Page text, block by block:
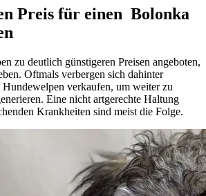
Preis für einen Bolonka
zu deutlich günstigeren Preisen angeboten,
Oftmals verbergen sich dahinter
verkaufen, um weiter zu
Eine nicht artgerechte Haltung
Krankheiten sind meist die Folge.